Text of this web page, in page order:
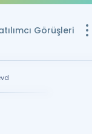
Görüşleri